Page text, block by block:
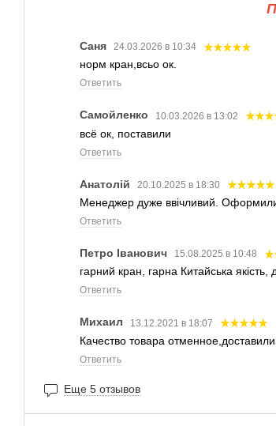
Саня 24.03.2026 в 10:34
норм кран,всьо ок.
Ответить
Самойленко 10.03.2026 в 13:02
всё ок, поставили
Ответить
Анатолій 20.10.2025 в 18:30
Менеджер дуже ввічливий.
Ответить
Петро Іванович 15.08.2025 в 10:48
гарний кран, гарна Китайська якість,
Ответить
Михаил 13.12.2021 в 18:07
Качество товара
Ответить
Еще 5 отзывов